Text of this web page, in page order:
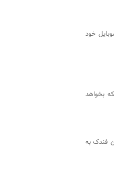
خود
بخواهد
فندک به